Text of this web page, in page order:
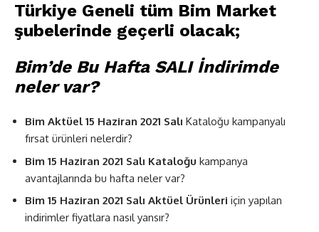
Türkiye Geneli tüm Bim Market
şubelerinde geçerli olacak;
Bim’de Bu Hafta SALI İndirimde
neler var?
Bim Aktüel 15 Haziran 2021 Salı Kataloğu kampanyalı
fırsat ürünleri nelerdir?
Bim 15 Haziran 2021 Salı Kataloğu kampanya
avantajlarında bu hafta neler var?
Bim 15 Haziran 2021 Salı Aktüel Ürünleri için yapılan
indirimler fiyatlara nasıl yansır?